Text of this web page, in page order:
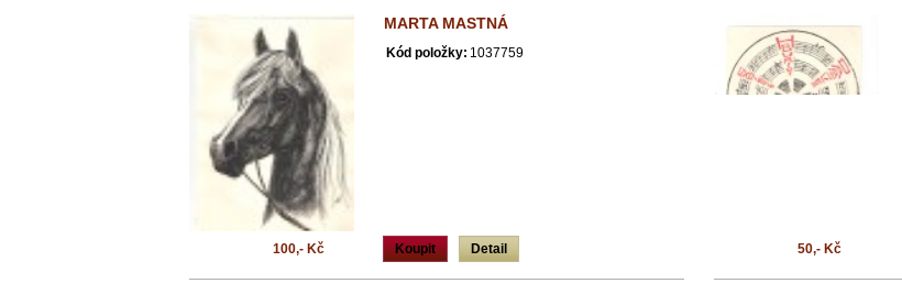
MARTA MASTNÁ
Kód položky: 1037759
Koupit Detail
100,- Kč 50,- Kč